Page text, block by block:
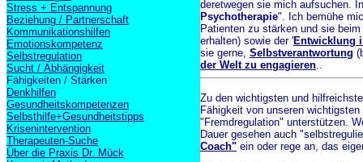
Stress + Entspannung
Beziehung / Partnerschaft
Kommunikationshilfen
Emotionskompetenz
Selbstregulation
Sucht / Abhängigkeit
Fähigkeiten / Stärken
Denkhilfen
Gesundheitskompetenzen
Selbsthilfe+Gesundheitstipps
Krisenintervention
Therapeuten-Suche
Über die Praxis Dr. Mück
deretwegen sie mich aufsuchen.
Psychotherapie". Ich bemühe
Patienten zu stärken und sie
erhalten) sowie der 'Entwicklung
sie gerne, Selbstverantwortung
der Welt zu engagieren..
Zu den wichtigsten und
Fähigkeit von unseren
"Fremdregulation" unterstützen.
Dauer gesehen auch
Coach" ein oder rege an, das